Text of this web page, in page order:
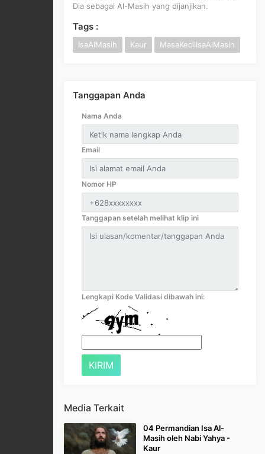
Dia sebagai Al-Masih yang dijanjikan.
Tags :
IsaAlMasih Kaur MasaKecilIsaAlMasih
Tanggapan Anda
Nama Anda
Email
Nomor HP
Tanggapan setelah melihat klip ini
Lengkapi Kode Validasi dibawah ini:
Media Terkait
04 Permandian Isa Al-
Masih oleh Nabi Yahya -
Kaur